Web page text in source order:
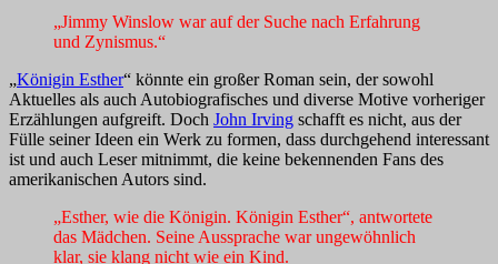
„Jimmy Winslow war auf der Suche nach Erfahrung
und Zynismus.“
„Königin Esther“ könnte ein großer Roman sein, der sowohl
Aktuelles als auch Autobiografisches und diverse Motive vorheriger
Erzählungen aufgreift. Doch John Irving schafft es nicht, aus der
Fülle seiner Ideen ein Werk zu formen, dass durchgehend interessant
ist und auch Leser mitnimmt, die keine bekennenden Fans des
amerikanischen Autors sind.
„Esther, wie die Königin. Königin Esther“, antwortete
das Mädchen. Seine Aussprache war ungewöhnlich
klar, sie klang nicht wie ein Kind.